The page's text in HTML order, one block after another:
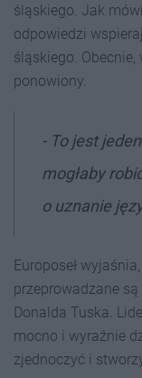
śląskiego. Jak
odpowiedzi
śląskiego.
ponowiony.
- To jest
mogłaby
o uznanie
Europoseł
przeprowadzane
Donalda Tuska.
mocno i wyraźnie
zjednoczyć i